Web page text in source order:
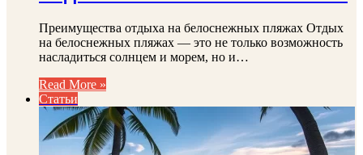
Преимущества отдыха на белоснежных пляжах Отдых
на белоснежных пляжах — это не только возможность
насладиться солнцем и морем, но и…
Read More »
Статьи